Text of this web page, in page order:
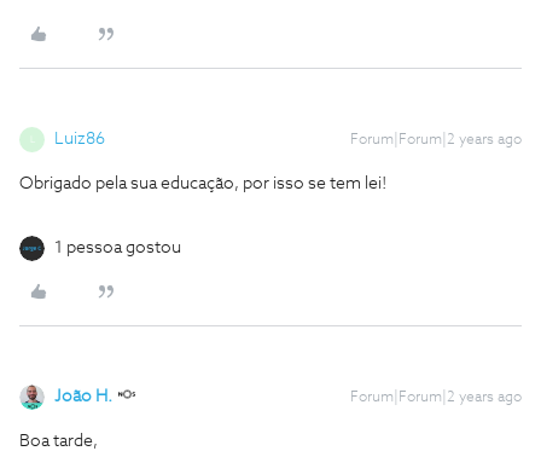
Luiz86 Forum|Forum|2 years ago
Obrigado pela sua educação, por isso se tem lei!
1 pessoa gostou
João H. Forum|Forum|2 years ago
Boa tarde,